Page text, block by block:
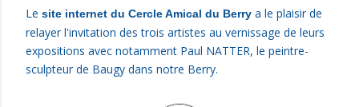
Le site internet du Cercle Amical du Berry a le plaisir de
relayer l'invitation des trois artistes au vernissage de leurs
expositions avec notamment Paul NATTER, le peintre-
sculpteur de Baugy dans notre Berry.